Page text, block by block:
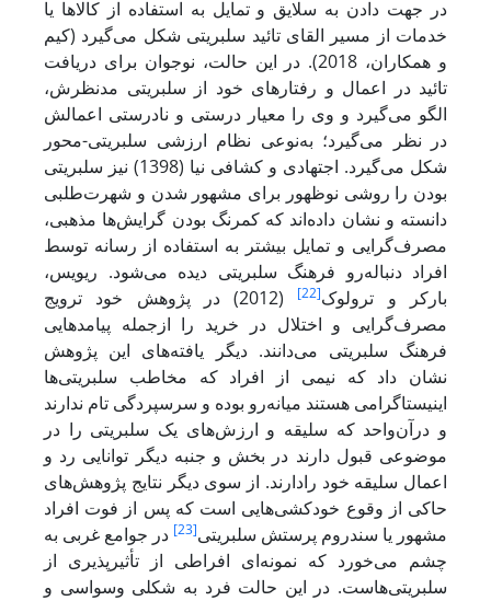
در جهت دادن به سلایق و تمایل به استفاده از کالاها یا
خدمات از مسیر القای تائید سلبریتی شکل می‌گیرد (کیم
و همکاران، 2018). در این حالت، نوجوان برای دریافت
تائید در اعمال و رفتارهای خود از سلبریتی مدنظرش،
الگو می‌گیرد و وی را معیار درستی و نادرستی اعمالش
در نظر می‌گیرد؛ به‌نوعی نظام ارزشی سلبریتی-محور
شکل می‌گیرد. اجتهادی و کشافی نیا (1398) نیز سلبریتی
بودن را روشی نوظهور برای مشهور شدن و شهرت‌طلبی
دانسته و نشان داده‌اند که کمرنگ بودن گرایش‌ها مذهبی،
مصرف‌گرایی و تمایل بیشتر به استفاده از رسانه توسط
افراد دنباله‌رو فرهنگ سلبریتی دیده می‌شود. ریویس،
بارکر و ترولوک[22]
(2012) در پژوهش خود ترویج
مصرف‌گرایی و اختلال در خرید را ازجمله پیامدهایی
فرهنگ سلبریتی می‌دانند. دیگر یافته‌های این پژوهش
نشان داد که نیمی از افراد که مخاطب سلبریتی‌ها
اینیستاگرامی هستند میانه‌رو بوده و سرسپردگی تام ندارند
و درآن‌واحد که سلیقه و ارزش‌های یک سلبریتی را در
موضوعی قبول دارند در بخش و جنبه دیگر توانایی رد و
اعمال سلیقه خود رادارند. از سوی دیگر نتایج پژوهش‌های
حاکی از وقوع خودکشی‌هایی است که پس از فوت افراد
مشهور یا سندروم پرستش سلبریتی[23]
در جوامع غربی به
چشم می‌خورد که نمونه‌ای افراطی از تأثیرپذیری از
سلبریتی‌هاست. در این حالت فرد به شکلی وسواسی و